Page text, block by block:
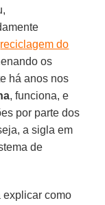
reciclagem do
os
há anos nos
, funciona, e
por parte dos
a sigla em
de
explicar como